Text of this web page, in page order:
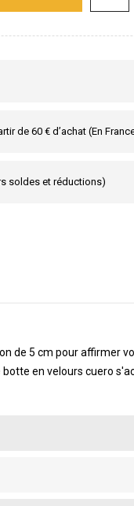
de 60 € d’achat (En
soldes et réductions)
de 5 cm pour affirmer
en velours cuero